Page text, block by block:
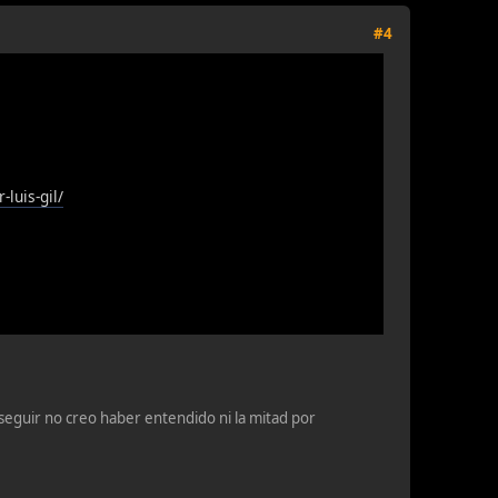
#4
luis-gil/
no creo haber entendido ni la mitad por